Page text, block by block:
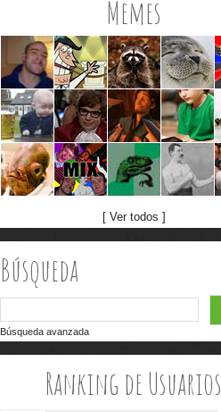
Memes
[ Ver todos ]
Búsqueda
Búsqueda avanzada
Ranking de Usuarios